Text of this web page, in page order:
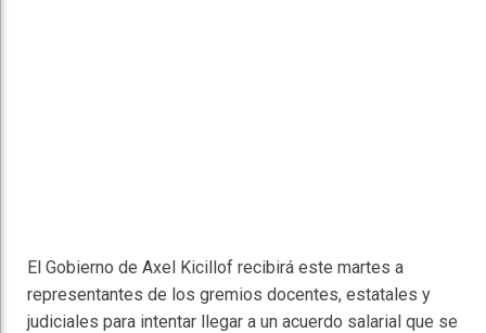
El Gobierno de Axel Kicillof recibirá este martes a
representantes de los gremios docentes, estatales y
judiciales para intentar llegar a un acuerdo salarial que se